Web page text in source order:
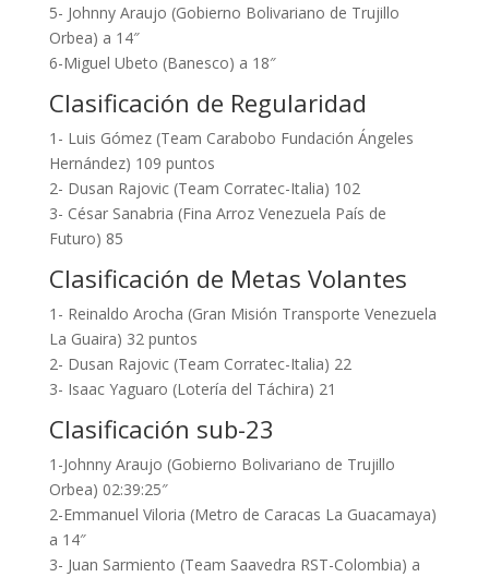
5- Johnny Araujo (Gobierno Bolivariano de Trujillo
Orbea) a 14″
6-Miguel Ubeto (Banesco) a 18″
Clasificación de Regularidad
1- Luis Gómez (Team Carabobo Fundación Ángeles
Hernández) 109 puntos
2- Dusan Rajovic (Team Corratec-Italia) 102
3- César Sanabria (Fina Arroz Venezuela País de
Futuro) 85
Clasificación de Metas Volantes
1- Reinaldo Arocha (Gran Misión Transporte Venezuela
La Guaira) 32 puntos
2- Dusan Rajovic (Team Corratec-Italia) 22
3- Isaac Yaguaro (Lotería del Táchira) 21
Clasificación sub-23
1-Johnny Araujo (Gobierno Bolivariano de Trujillo
Orbea) 02:39:25″
2-Emmanuel Viloria (Metro de Caracas La Guacamaya)
a 14″
3- Juan Sarmiento (Team Saavedra RST-Colombia) a